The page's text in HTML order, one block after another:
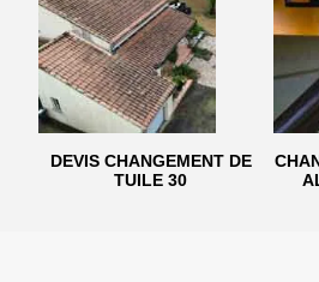
DEVIS CHANGEMENT DE
TUILE 30